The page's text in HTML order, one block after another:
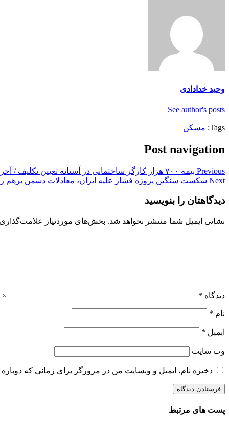
وحید خدادادی
See author's posts
Tags: مسکن
Post navigation
Previous بیمه ۷۰۰ هزار کارگر ساختمانی در آستانه تعیین تکلیف / آخرین وضعیت حذف پیمانکاران از قرارداد نیرو‌های شرکتی
Next شکست سنگین پروژه فشار علیه ایران، معادلات دشمن برهم
دیدگاهتان را بنویسید
نشانی ایمیل شما منتشر نخواهد شد. بخش‌های موردنیاز
دیدگاه *
نام *
ایمیل *
وب‌ سایت
ذخیره نام، ایمیل و وبسایت من در مرورگر برای زمانی که
پست های مرتبط